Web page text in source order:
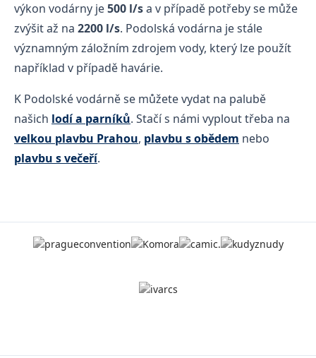
výkon vodárny je500 l/sa v případě potřeby se může
zvýšit až na 2200 l/s. Podolská vodárna je stále
významným záložním zdrojem vody, který lze použít
například v případě havárie.
K Podolské vodárně se můžete vydat na palubě
našich lodí a parníků. Stačí s námi vyplout třeba na
velkou plavbu Prahou, plavbu s obědem nebo
plavbu s večeří.